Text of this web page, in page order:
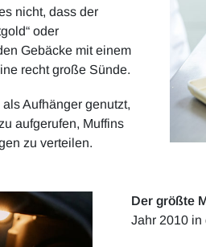
nicht, dass der
oder
Gebäcke mit einem
recht große Sünde.
Aufhänger genutzt,
aufgerufen, Muffins
zu verteilen.
Der größte
Jahr 2010 in